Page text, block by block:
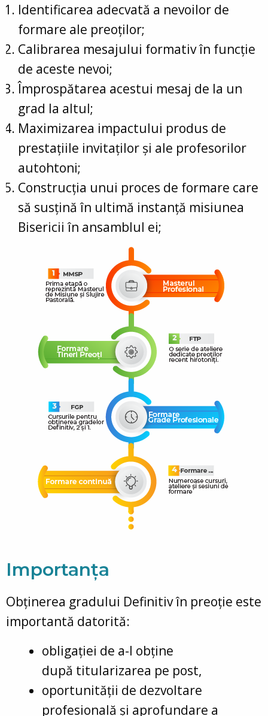
Identificarea adecvată a nevoilor de
formare ale preoților;
Calibrarea mesajului formativ în funcție
de aceste nevoi;
Împrospătarea acestui mesaj de la un
grad la altul;
Maximizarea impactului produs de
prestațiile invitaților și ale profesorilor
autohtoni;
Construcția unui proces de formare care
să susțină în ultimă instanță misiunea
Bisericii în ansamblul ei;
Importanța
Obținerea gradului Definitiv în preoție este
importantă datorită:
obligației de a-l obține
după titularizarea pe post,
oportunității de dezvoltare
profesională și aprofundare a